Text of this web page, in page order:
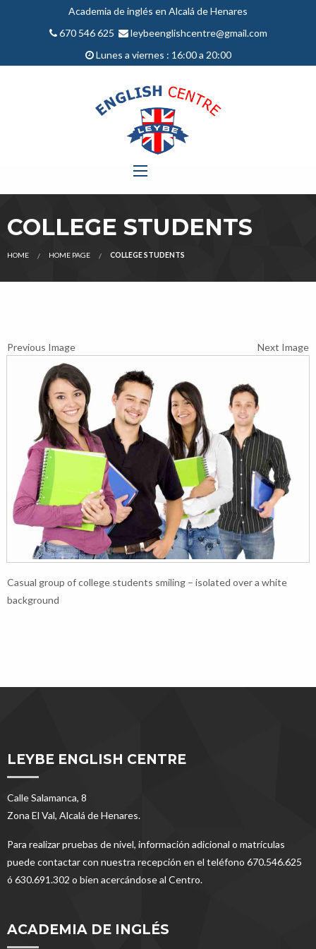
Academia de inglés en Alcalá de Henares
670 546 625
leybeenglishcentre@gmail.com
Lunes a viernes : 16:00 a 20:00
COLLEGE STUDENTS
HOME HOME PAGE COLLEGE STUDENTS
Previous Image Next Image
Casual group of college students smiling – isolated over a white
background
LEYBE ENGLISH CENTRE
Calle Salamanca, 8
Zona El Val, Alcalá de Henares.
Para realizar pruebas de nivel, información adicional o matrículas
puede contactar con nuestra recepción en el teléfono 670.546.625
ó 630.691.302 o bien acercándose al Centro.
ACADEMIA DE INGLÉS